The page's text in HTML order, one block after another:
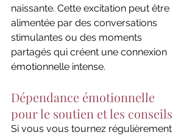
naissante. Cette excitation peut être
alimentée par des conversations
stimulantes ou des moments
partagés qui créent une connexion
émotionnelle intense.
Dépendance émotionnelle
pour le soutien et les conseils
Si vous vous tournez régulièrement